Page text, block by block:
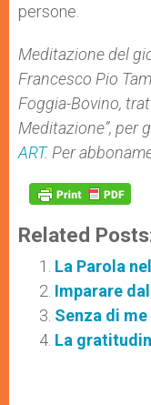
persone.
Meditazione del
Francesco Pio
Foggia-Bovino,
Meditazione”, per
ART. Per
Related
La Parola
Imparare
Senza di
La